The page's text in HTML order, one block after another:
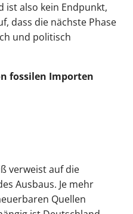
ist also kein Endpunkt,
dass die nächste Phase
und politisch
fossilen Importen
verweist auf die
Ausbaus. Je mehr
Quellen